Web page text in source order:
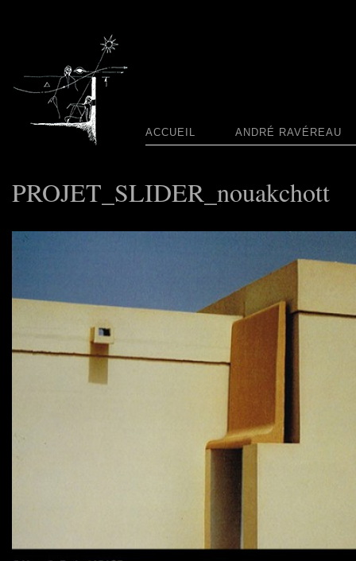
ACCUEIL ANDRÉ RAVÉREAU
PROJET_SLIDER_nouakchott